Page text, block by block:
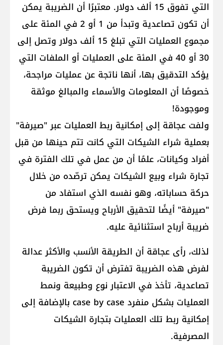
التي تفوق 15 ألف دولار. معتبرًا أن الضريبة يمكن
أن تكون تصاعدية وتبدأ من 1 أو 2 في المئة على
مجموع العمليات التي تبلغ 15 ألف دولار وتصل إلى
30 أو 40 في المئة على العمليات أو الملفات التي
يؤكد التدقيق بها، أنها ناتجة عن عمليات مراجحة،
خصوصًا أن المعلومات والأسماء والمبالغ موثقة
وموجودة!
ولفت عجاقة إلى إمكانية ربط العمليات عبر "صيرفة"
بعملية شراء الشيكات التي كانت تتم حينها من قبل
أفراد وكيانات، علمًا أن من عمل في تلك الفترة في
تجارة شراء وبيع الشيكات يمكن ترصّده من خلال
حركة حساباته، وهو نفسه الذي استفاد من
"صيرفة" أيضًا لتحقيق الأرباح ويستحق ربما فرض
ضريبة أرباح استثنائية عليه.
لذلك، رأى عجاقة أن الطريقة الأنسب والأكثر عدالة
لفرض هذه الضريبة تفترض أن تكون الضريبة
تصاعدية، تأخذ في الاعتبار نوع وطبيعة ونمط
العمليات بشكل منفرد case by case بالإضافة إلى
إمكانية ربط تلك العمليات بتجارة الشيكات
المصرفية.